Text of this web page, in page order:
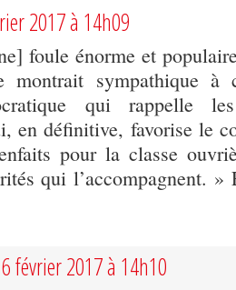
2017 à 14h09
foule énorme et
montrait sympathique
qui rappelle
en définitive, favorise le
pour la classe
qui l’accompagnent.
février 2017 à 14h10